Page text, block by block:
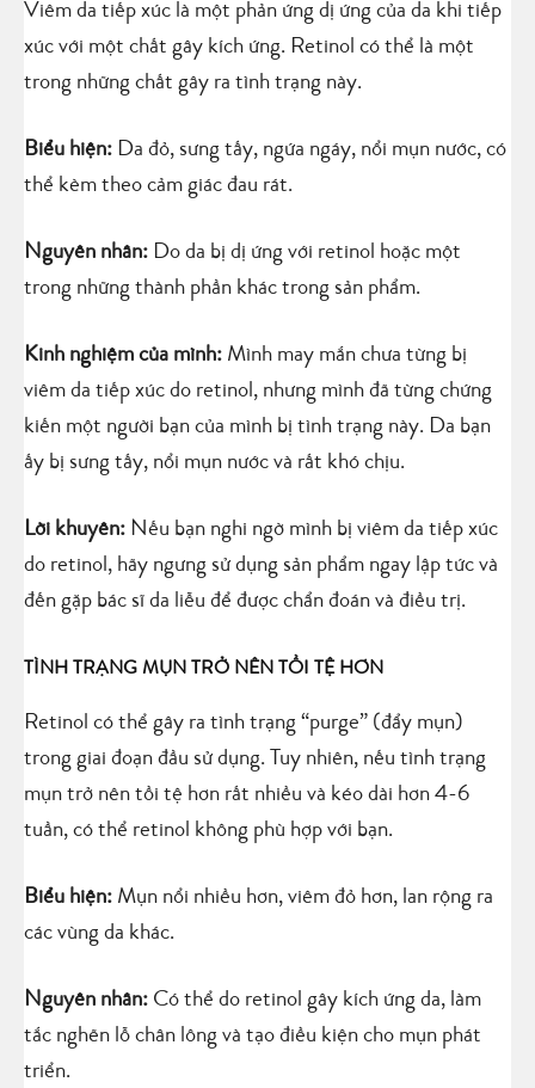
Viêm da tiếp xúc là một phản ứng dị ứng của da khi tiếp
xúc với một chất gây kích ứng. Retinol có thể là một
trong những chất gây ra tình trạng này.
Biểu hiện: Da đỏ, sưng tấy, ngứa ngáy, nổi mụn nước, có
thể kèm theo cảm giác đau rát.
Nguyên nhân: Do da bị dị ứng với retinol hoặc một
trong những thành phần khác trong sản phẩm.
Kinh nghiệm của mình: Mình may mắn chưa từng bị
viêm da tiếp xúc do retinol, nhưng mình đã từng chứng
kiến một người bạn của mình bị tình trạng này. Da bạn
ấy bị sưng tấy, nổi mụn nước và rất khó chịu.
Lời khuyên: Nếu bạn nghi ngờ mình bị viêm da tiếp xúc
do retinol, hãy ngưng sử dụng sản phẩm ngay lập tức và
đến gặp bác sĩ da liễu để được chẩn đoán và điều trị.
TÌNH TRẠNG MỤN TRỞ NÊN TỒI TỆ HƠN
Retinol có thể gây ra tình trạng “purge” (đẩy mụn)
trong giai đoạn đầu sử dụng. Tuy nhiên, nếu tình trạng
mụn trở nên tồi tệ hơn rất nhiều và kéo dài hơn 4-6
tuần, có thể retinol không phù hợp với bạn.
Biểu hiện: Mụn nổi nhiều hơn, viêm đỏ hơn, lan rộng ra
các vùng da khác.
Nguyên nhân: Có thể do retinol gây kích ứng da, làm
tắc nghẽn lỗ chân lông và tạo điều kiện cho mụn phát
triển.